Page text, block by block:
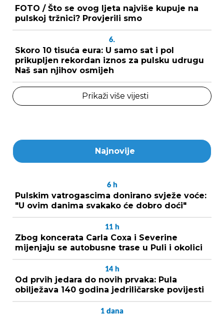
FOTO / Što se ovog ljeta najviše kupuje na
pulskoj tržnici? Provjerili smo
6.
Skoro 10 tisuća eura: U samo sat i pol
prikupljen rekordan iznos za pulsku udrugu
Naš san njihov osmijeh
Prikaži više vijesti
Najnovije
6 h
Pulskim vatrogascima donirano svježe voće:
"U ovim danima svakako će dobro doći"
11 h
Zbog koncerata Carla Coxa i Severine
mijenjaju se autobusne trase u Puli i okolici
14 h
Od prvih jedara do novih prvaka: Pula
obilježava 140 godina jedriličarske povijesti
1 dana